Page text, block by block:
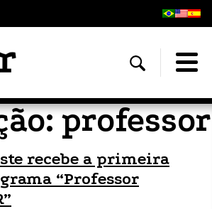
professor
recebe a primeira
“Professor